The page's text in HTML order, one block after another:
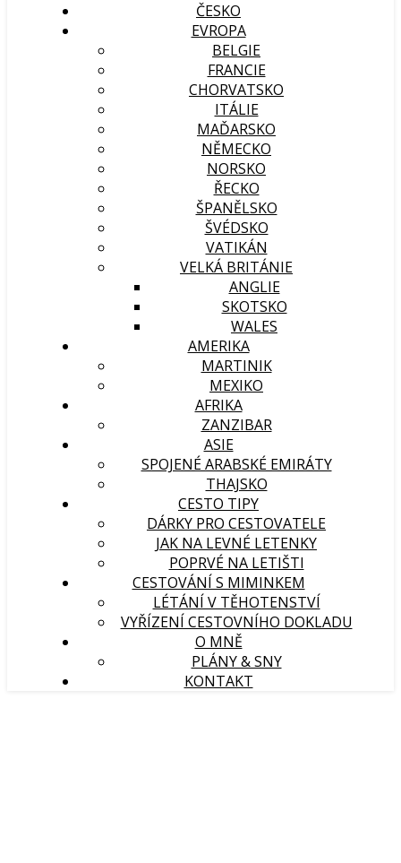
ČESKO
EVROPA
BELGIE
FRANCIE
CHORVATSKO
ITÁLIE
MAĎARSKO
NĚMECKO
NORSKO
ŘECKO
ŠPANĚLSKO
ŠVÉDSKO
VATIKÁN
VELKÁ BRITÁNIE
ANGLIE
SKOTSKO
WALES
AMERIKA
MARTINIK
MEXIKO
AFRIKA
ZANZIBAR
ASIE
SPOJENÉ ARABSKÉ EMIRÁTY
THAJSKO
CESTO TIPY
DÁRKY PRO CESTOVATELE
JAK NA LEVNÉ LETENKY
POPRVÉ NA LETIŠTI
CESTOVÁNÍ S MIMINKEM
LÉTÁNÍ V TĚHOTENSTVÍ
VYŘÍZENÍ CESTOVNÍHO DOKLADU
O MNĚ
PLÁNY & SNY
KONTAKT